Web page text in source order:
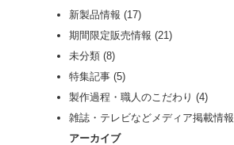
新製品情報 (17)
期間限定販売情報 (21)
未分類 (8)
特集記事 (5)
製作過程・職人のこだわり (4)
雑誌・テレビなどメディア掲載情報
アーカイブ